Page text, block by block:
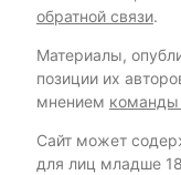
обратной связи.
Материалы,
позиции их
мнением команды
Сайт может
для лиц младше